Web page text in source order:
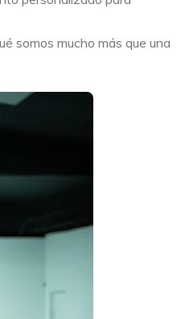
somos mucho más que una